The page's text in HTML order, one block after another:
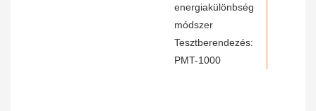
energiakülönbség
módszer
Tesztberendezés:
PMT-1000